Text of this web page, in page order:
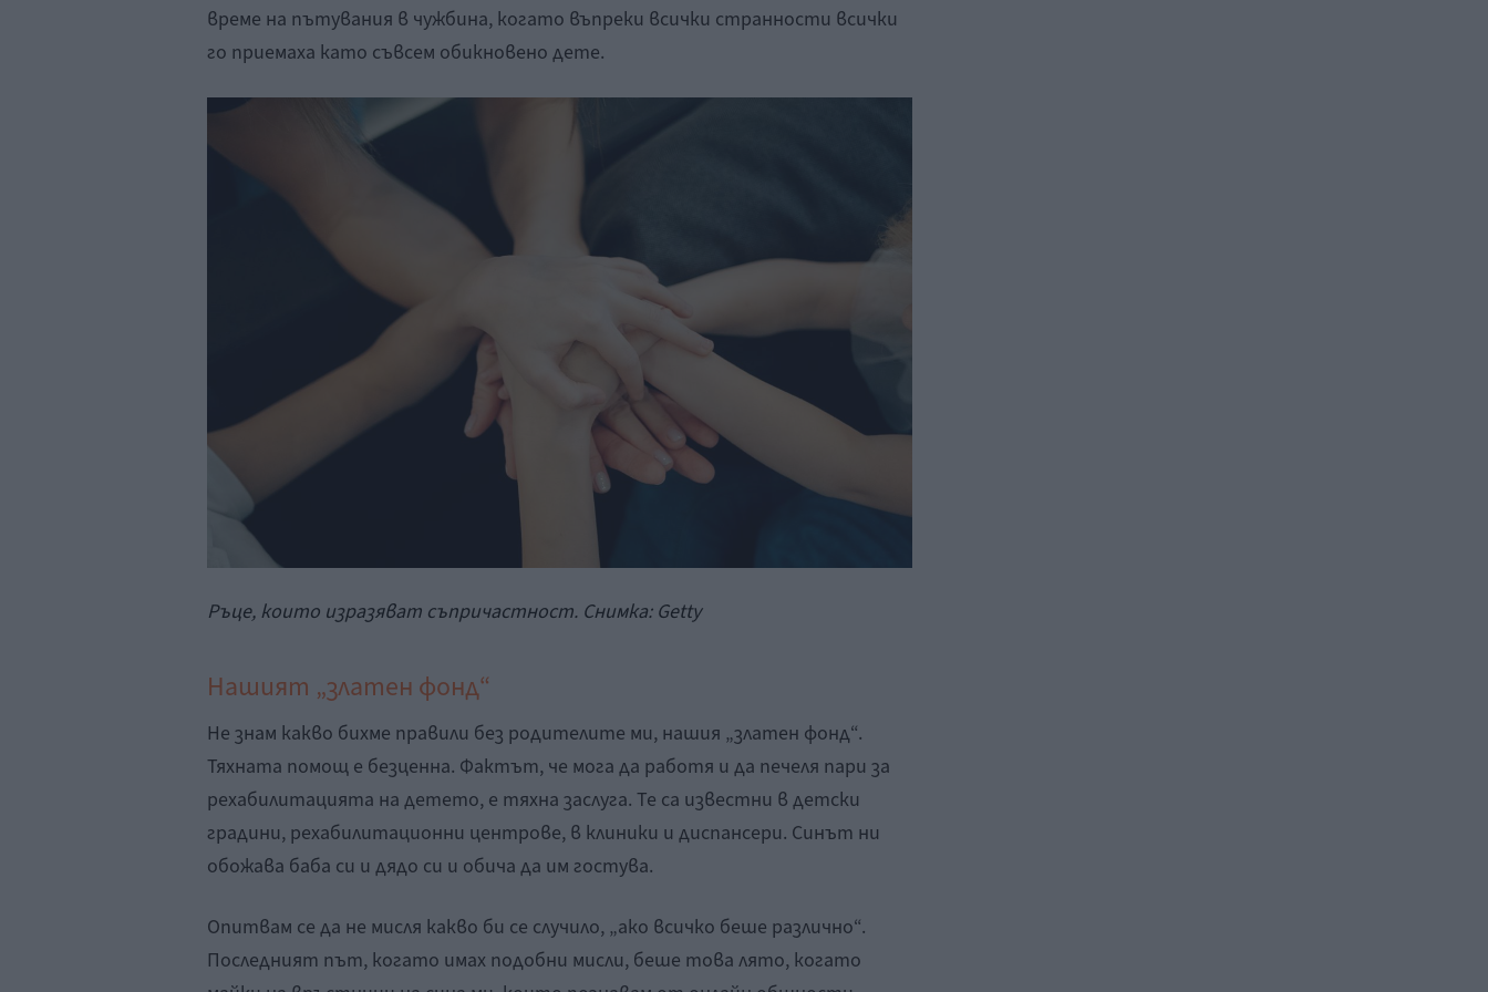
време на пътувания в чужбина, когато въпреки всички странности всички
го приемаха като съвсем обикновено дете.
Ръце, които изразяват съпричастност. Снимка: Getty
Нашият „златен фонд“
Не знам какво бихме правили без родителите ми, нашия „златен фонд“.
Тяхната помощ е безценна. Фактът, че мога да работя и да печеля пари за
рехабилитацията на детето, е тяхна заслуга. Те са известни в детски
градини, рехабилитационни центрове, в клиники и диспансери. Синът ни
обожава баба си и дядо си и обича да им гостува.
Опитвам се да не мисля какво би се случило, „ако всичко беше различно“.
Последният път, когато имах подобни мисли, беше това лято, когато